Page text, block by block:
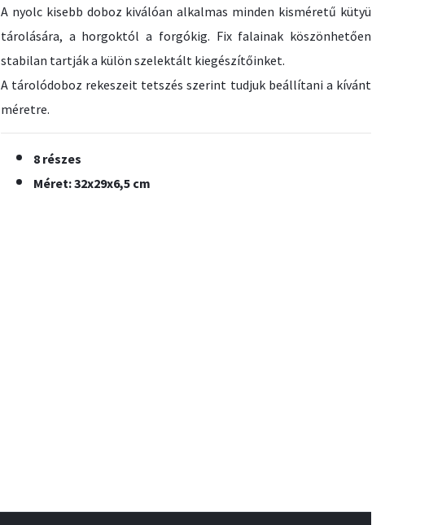
A nyolc kisebb doboz kiválóan alkalmas minden kisméretű kütyü
tárolására, a horgoktól a forgókig. Fix falainak köszönhetően
stabilan tartják a külön szelektált kiegészítőinket.
A tárolódoboz rekeszeit tetszés szerint tudjuk beállítani a kívánt
méretre.
8 részes
Méret: 32x29x6,5 cm